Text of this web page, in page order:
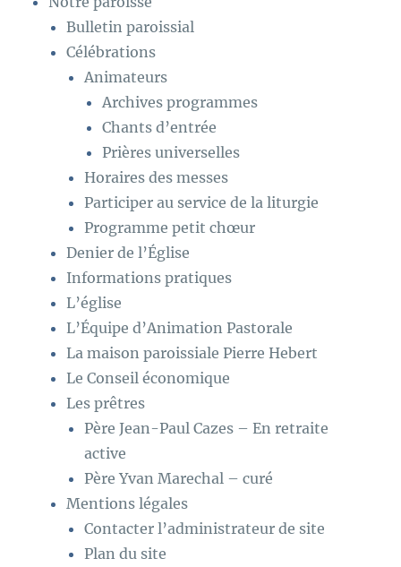
Bulletin paroissial
Célébrations
Animateurs
Archives programmes
Chants d’entrée
Prières universelles
Horaires des messes
Participer au service de la liturgie
Programme petit chœur
Denier de l’Église
Informations pratiques
L’église
L’Équipe d’Animation Pastorale
La maison paroissiale Pierre Hebert
Le Conseil économique
Les prêtres
Père Jean-Paul Cazes – En retraite
active
Père Yvan Marechal – curé
Mentions légales
Contacter l’administrateur de site
Plan du site